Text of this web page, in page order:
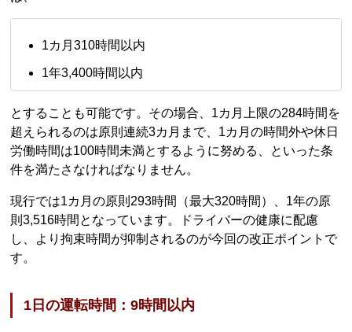
1カ月310時間以内
1年3,400時間以内
とすることも可能です。その場合、1カ月上限の284時間を
超えられるのは原則連続3カ月まで、1カ月の時間外や休日
労働時間は100時間未満とするように努める、といった条
件を満たさなければなりません。
現行では1カ月の原則293時間（最大320時間）、1年の原
則3,516時間となっています。ドライバーの健康に配慮
し、より拘束時間が抑制されるのが今回の改正ポイントで
す。
1日の運転時間：9時間以内